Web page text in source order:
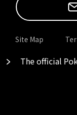
Site Map
The official